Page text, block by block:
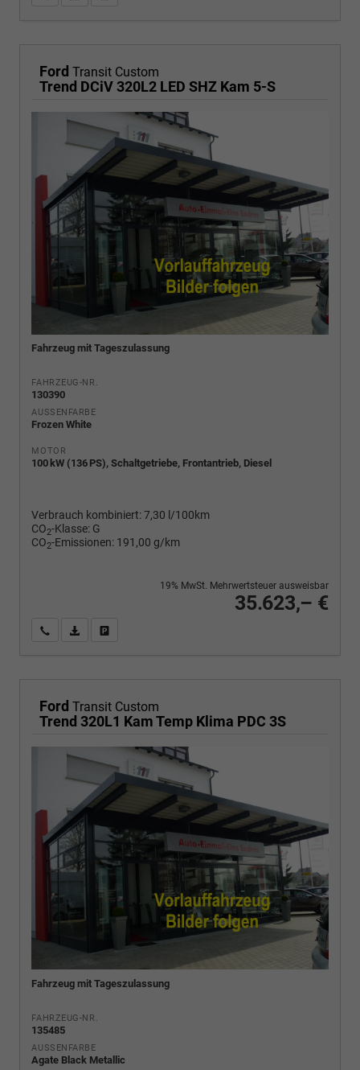
Ford Transit Custom
Trend DCiV 320L2 LED SHZ Kam 5-S
Fahrzeug mit Tageszulassung
FAHRZEUG-NR.
130390
AUSSENFARBE
Frozen White
MOTOR
100 kW (136 PS), Schaltgetriebe, Frontantrieb, Diesel
Verbrauch kombiniert:7,30 l/100km
CO2-Klasse: G
CO2-Emissionen: 191,00 g/km
35.623,– €
19% MwSt. Mehrwertsteuer ausweisbar
Wir rufen Sie anPDF-Fahrzeugexposé drucken
Ford Transit Custom
Trend 320L1 Kam Temp Klima PDC 3S
Fahrzeug mit Tageszulassung
FAHRZEUG-NR.
135485
AUSSENFARBE
Agate Black Metallic